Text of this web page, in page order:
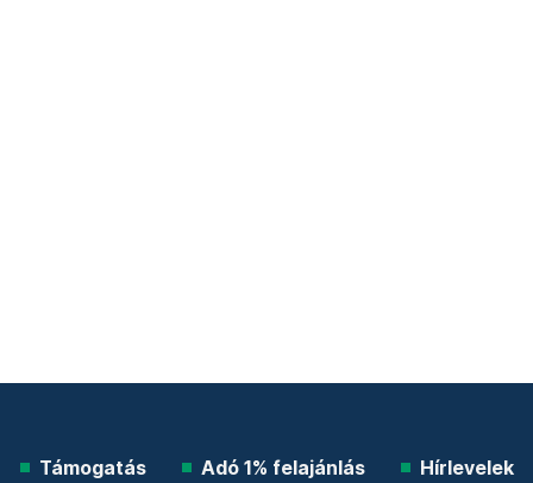
Támogatás Adó 1% felajánlás Hírlevelek